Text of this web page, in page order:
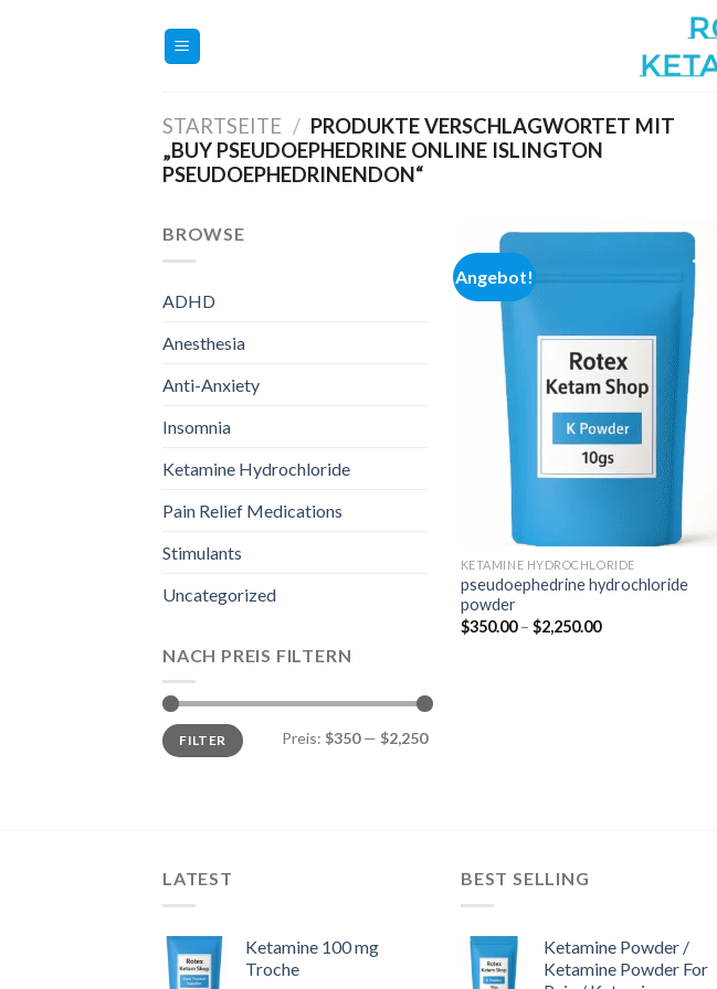
STARTSEITE / PRODUKTE VERSCHLAGWORTET MIT
„BUY PSEUDOEPHEDRINE ONLINE ISLINGTON
PSEUDOEPHEDRINENDON“
BROWSE
ADHD
Anesthesia
Anti-Anxiety
Insomnia
Ketamine Hydrochloride
Pain Relief Medications
Stimulants
Uncategorized
NACH PREIS FILTERN
Min.
Preis
Max.
PreisFILTER Preis: $350— $2,250
Angebot!
Add to
wishlist
KETAMINE HYDROCHLORIDE
pseudoephedrine hydrochloride
powder
$350.00 – $2,250.00Preisspanne:
LATEST
Ketamine 100 mg
Troche
BEST SELLING
Ketamine Powder /
Ketamine Powder For